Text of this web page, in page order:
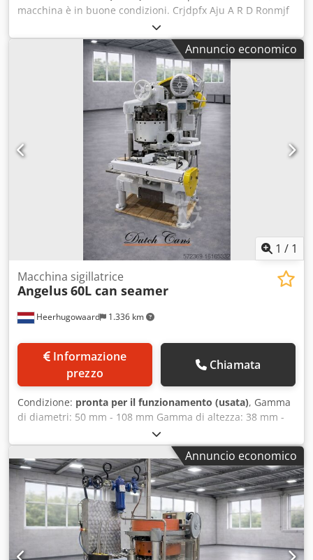
macchina è in buone condizioni. Crjdpfx Aju A R D Ronmjf
Annuncio economico
1 / 1
Heerhugowaard 1.336 km
Macchina sigillatrice
Angelus60L can seamer
prezzo
Chiamata
Condizione: pronta per il funzionamento (usata), Gamma
di diametri: 50 mm - 108 mm Gamma di altezza: 38 mm -
197 mm Csdpfx Ajtqmryonmorf Capacità produttiva: fino a
500 c.p.m. Numero di teste: 6
Annuncio economico